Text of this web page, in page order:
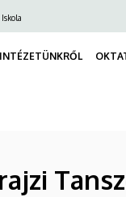
INTÉZETÜNKRŐL